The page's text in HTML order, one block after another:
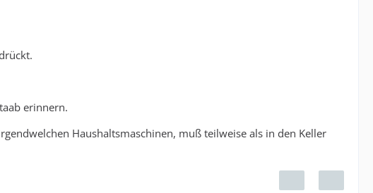
erinnern.
Haushaltsmaschinen, muß teilweise als in den Keller